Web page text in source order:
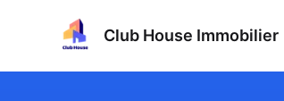
Club House Immobilier